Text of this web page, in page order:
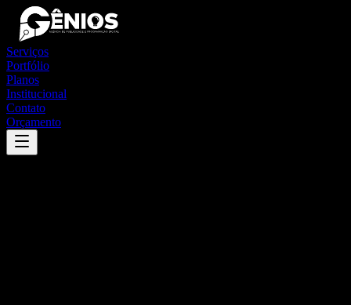
Serviços
Portfólio
Planos
Institucional
Contato
Orçamento